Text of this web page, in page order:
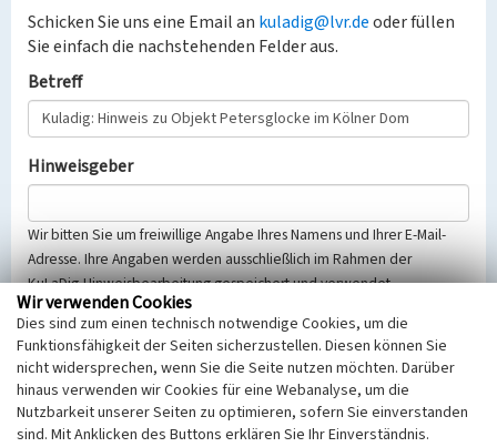
Schicken Sie uns eine Email an kuladig@lvr.deoder füllen
Sie einfach die nachstehenden Felder aus.
Betreff
Hinweisgeber
Wir bitten Sie um freiwillige Angabe Ihres Namens und Ihrer E-Mail-
Adresse. Ihre Angaben werden ausschließlich im Rahmen der
KuLaDig-Hinweisbearbeitung gespeichert und verwendet.
Selbstverständlich werden diese entsprechend der Vorschriften des
Telemediengesetzes, des Datenschutzgesetzes NRW und der seit
dem 25.05.2018 gültigen Europäischen Datenschutzgrundverordnung
(EU-DSGVO) vertraulich behandelt, beachten Sie bitte unsere
Hinweise zumDatenschutz
Wir verwenden Cookies
Dies sind zum einen technisch notwendige Cookies, um die
Funktionsfähigkeit der Seiten sicherzustellen. Diesen können Sie
nicht widersprechen, wenn Sie die Seite nutzen möchten. Darüber
hinaus verwenden wir Cookies für eine Webanalyse, um die
Nutzbarkeit unserer Seiten zu optimieren, sofern Sie einverstanden
sind. Mit Anklicken des Buttons erklären Sie Ihr Einverständnis.